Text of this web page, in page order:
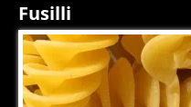
Fusilli